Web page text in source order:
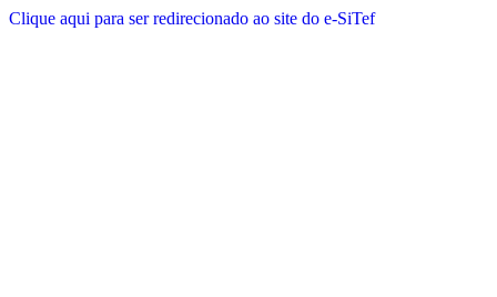
Clique aqui para ser redirecionado ao site do e-SiTef